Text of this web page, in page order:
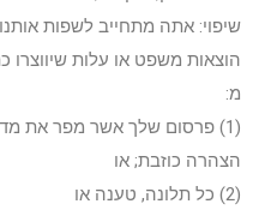
שיפוי: אתה מתחייב לשפות
הוצאות משפט או עלות שיווצרו
מ:
(1) פרסום שלך אשר מפר את
הצהרה כוזבת; או
(2) כל תלונה, טענה או